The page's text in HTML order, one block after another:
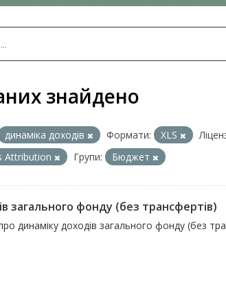
знайдено
динаміка доходів Формати: XLS
Attribution
Групи: Бюджет
загального фонду (без трансфертів)
динаміку доходів загального фонду (без